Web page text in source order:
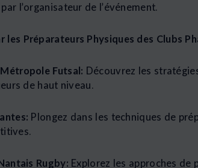
l’organisateur de l’événement.
les Préparateurs Physiques des Clubs
Futsal: Découvrez les
de haut niveau.
Plongez dans les techniques de
Rugby: Explorez les approches de